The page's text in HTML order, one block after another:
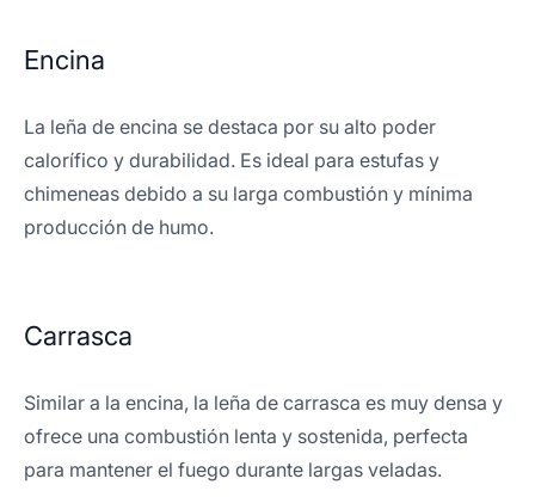
Encina
La leña de encina se destaca por su alto poder
calorífico y durabilidad. Es ideal para estufas y
chimeneas debido a su larga combustión y mínima
producción de humo.
Carrasca
Similar a la encina, la leña de carrasca es muy densa y
ofrece una combustión lenta y sostenida, perfecta
para mantener el fuego durante largas veladas.